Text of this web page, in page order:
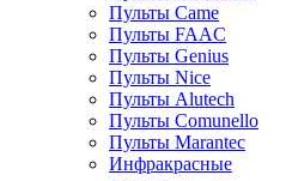
Пульты Came
Пульты FAAC
Пульты Genius
Пульты Nice
Пульты Alutech
Пульты Сomunello
Пульты Marantec
Инфракрасные